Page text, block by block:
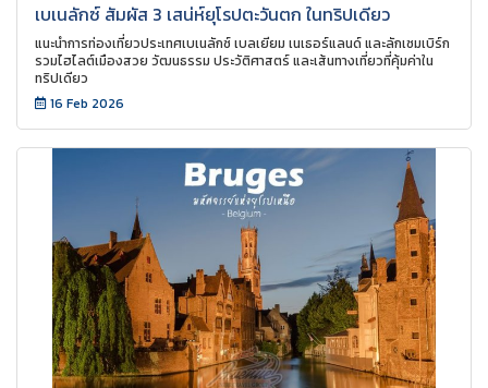
เบเนลักซ์ สัมผัส 3 เสน่ห์ยุโรปตะวันตก ในทริปเดียว
แนะนำการท่องเที่ยวประเทศเบเนลักซ์ เบลเยียม เนเธอร์แลนด์ และลักเซมเบิร์ก
รวมไฮไลต์เมืองสวย วัฒนธรรม ประวัติศาสตร์ และเส้นทางเที่ยวที่คุ้มค่าใน
ทริปเดียว
16 Feb 2026